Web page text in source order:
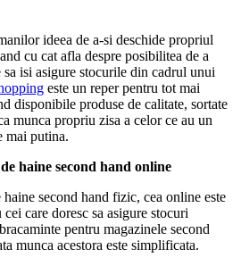
ideea de a-si deschide propriul
cu cat afla despre posibilitea de a
sa isi asigure stocurile din cadrul unui
este un reper pentru tot mai
disponibile produse de calitate, sortate
munca propriu zisa a celor ce au un
mai putina.
haine second hand online
second hand fizic, cea online este
care doresc sa asigure stocuri
pentru magazinele second
munca acestora este simplificata.